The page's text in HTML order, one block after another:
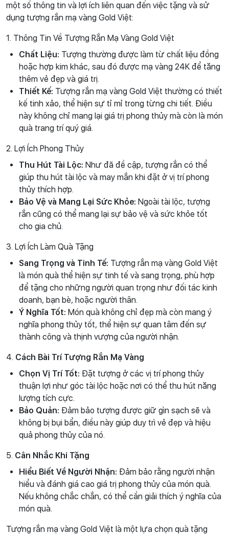
một số thông tin và lợi ích liên quan đến việc tặng và sử
dụng tượng rắn mạ vàng Gold Việt:
1. Thông Tin Về Tượng Rắn Mạ Vàng Gold Việt
Chất Liệu: Tượng thường được làm từ chất liệu đồng
hoặc hợp kim khác, sau đó được mạ vàng 24K để tăng
thêm vẻ đẹp và giá trị.
Thiết Kế: Tượng rắn mạ vàng Gold Việt thường có thiết
kế tinh xảo, thể hiện sự tỉ mỉ trong từng chi tiết. Điều
này không chỉ mang lại giá trị phong thủy mà còn là món
quà trang trí quý giá.
2. Lợi Ích Phong Thủy
Thu Hút Tài Lộc: Như đã đề cập, tượng rắn có thể
giúp thu hút tài lộc và may mắn khi đặt ở vị trí phong
thủy thích hợp.
Bảo Vệ và Mang Lại Sức Khỏe: Ngoài tài lộc, tượng
rắn cũng có thể mang lại sự bảo vệ và sức khỏe tốt
cho gia chủ.
3. Lợi Ích Làm Quà Tặng
Sang Trọng và Tinh Tế: Tượng rắn mạ vàng Gold Việt
là món quà thể hiện sự tinh tế và sang trọng, phù hợp
để tặng cho những người quan trọng như đối tác kinh
doanh, bạn bè, hoặc người thân.
Ý Nghĩa Tốt: Món quà không chỉ đẹp mà còn mang ý
nghĩa phong thủy tốt, thể hiện sự quan tâm đến sự
thành công và thịnh vượng của người nhận.
4. Cách Bài Trí Tượng Rắn Mạ Vàng
Chọn Vị Trí Tốt: Đặt tượng ở các vị trí phong thủy
thuận lợi như góc tài lộc hoặc nơi có thể thu hút năng
lượng tích cực.
Bảo Quản: Đảm bảo tượng được giữ gìn sạch sẽ và
không bị bụi bẩn, điều này giúp duy trì vẻ đẹp và hiệu
quả phong thủy của nó.
5. Cân Nhắc Khi Tặng
Hiểu Biết Về Người Nhận: Đảm bảo rằng người nhận
hiểu và đánh giá cao giá trị phong thủy của món quà.
Nếu không chắc chắn, có thể cần giải thích ý nghĩa của
món quà.
Tượng rắn mạ vàng Gold Việt là một lựa chọn quà tặng